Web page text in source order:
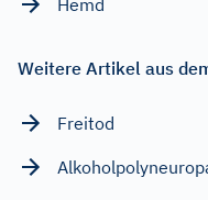
Weitere Artikel aus
Freitod